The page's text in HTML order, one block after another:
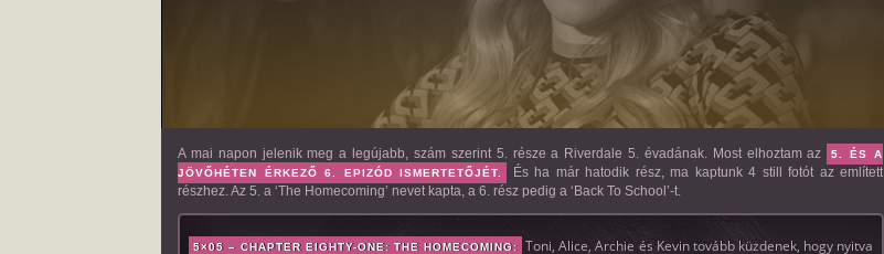
A mai napon jelenik meg a legújabb, szám szerint 5. része a Riverdale 5. évadának. Most elhoztam az
5. ÉS A
JÖVŐHÉTEN ÉRKEZŐ 6. EPIZÓD ISMERTETŐJÉT.
És ha már hatodik rész, ma kaptunk 4 still fotót az említett
részhez. Az 5. a ‘The Homecoming’ nevet kapta, a 6. rész pedig a ‘Back To School’-t.
5×05 – CHAPTER EIGHTY-ONE: THE HOMECOMING:
Toni, Alice, Archie és Kevin tovább küzdenek, hogy nyitva